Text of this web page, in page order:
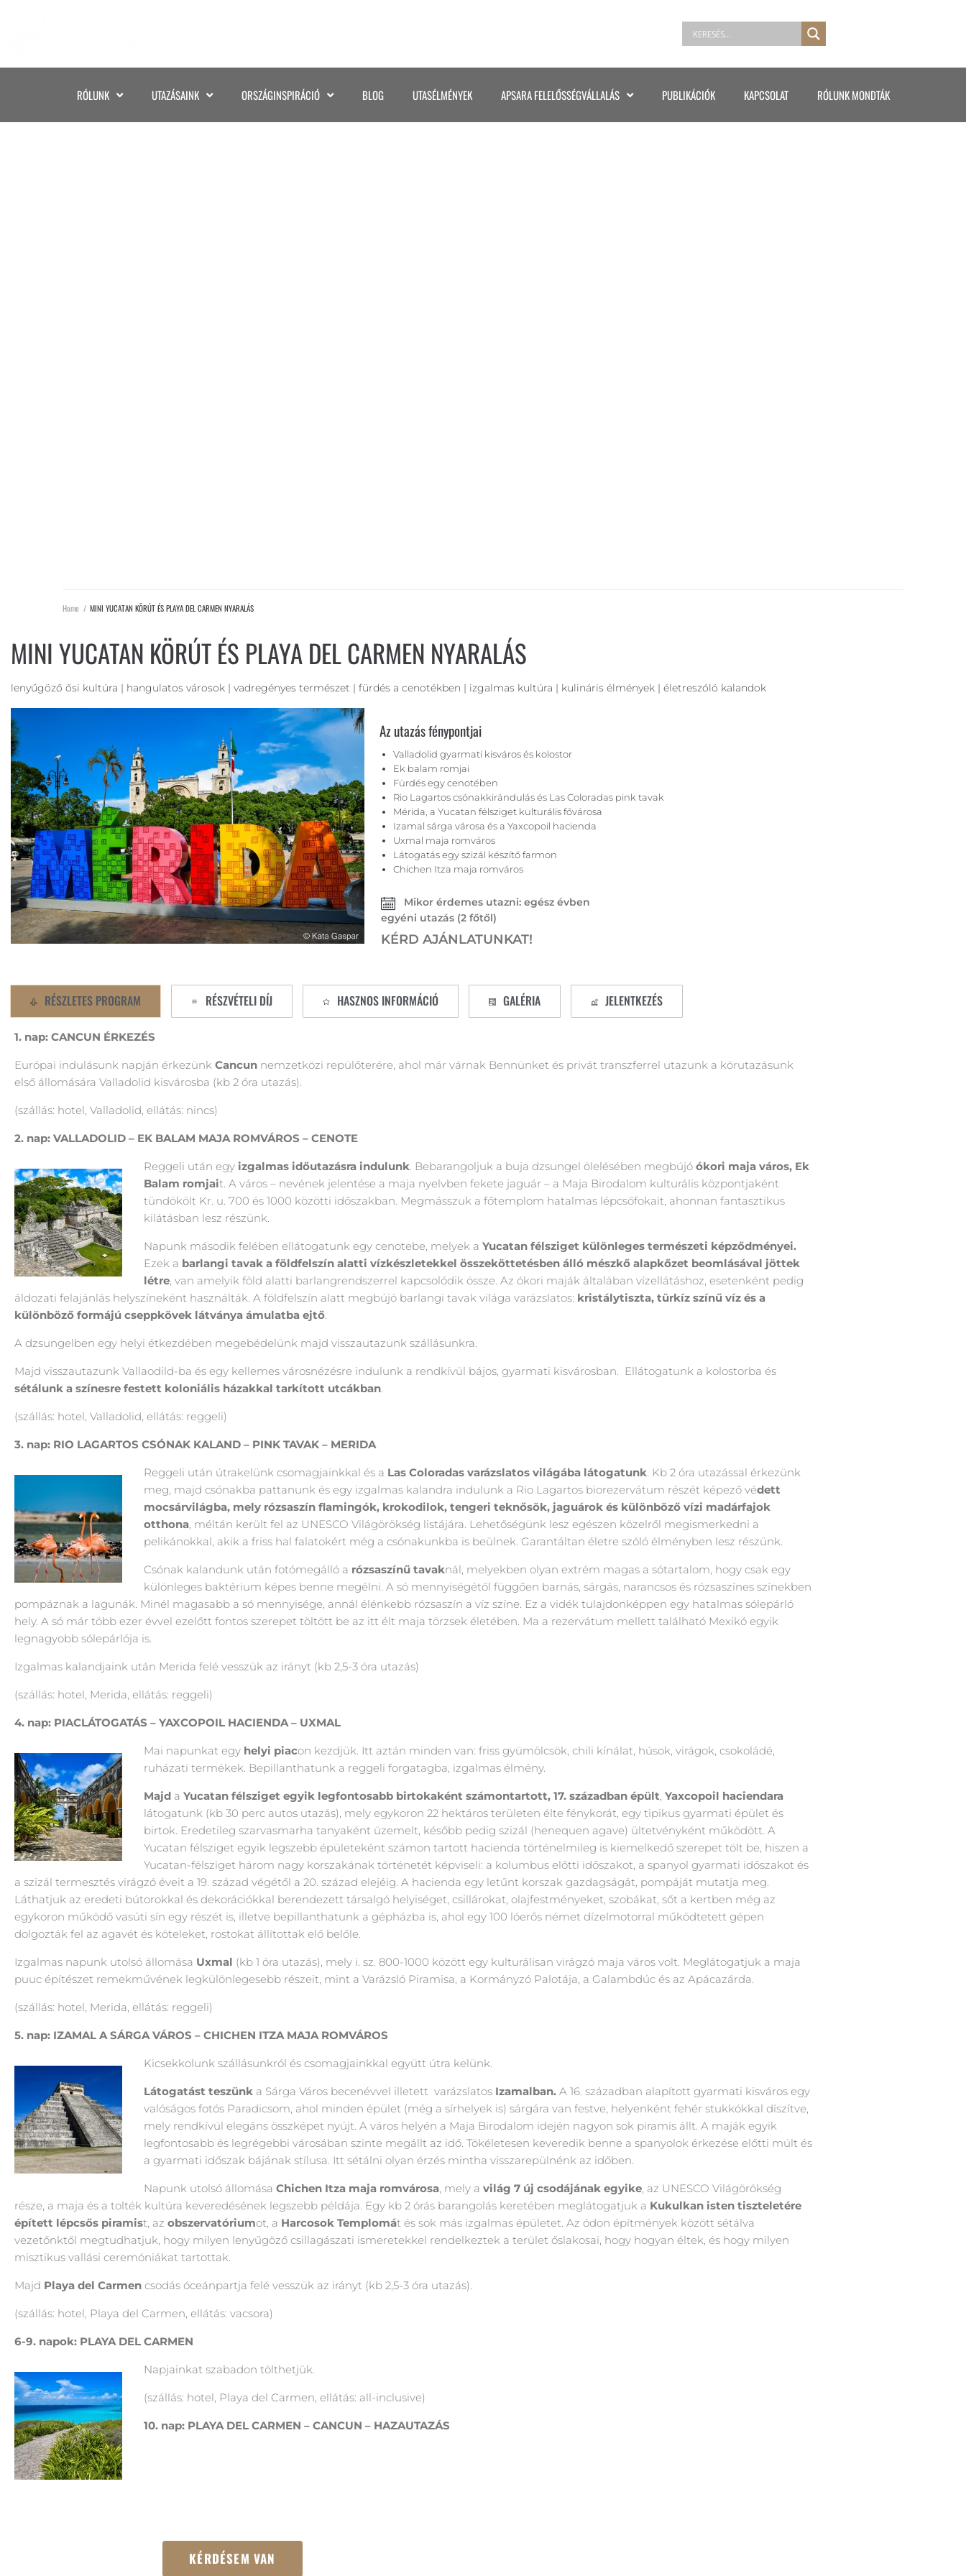
RÓLUNK UTAZÁSAINK ORSZÁGINSPIRÁCIÓ BLOG UTASÉLMÉNYEK APSARA FELELŐSSÉGVÁLLALÁS PUBLIKÁCIÓK KAPCSOLAT RÓLUNK MONDTÁK
Home / MINI YUCATAN KÖRÚT ÉS PLAYA DEL CARMEN NYARALÁS
MINI YUCATAN KÖRÚT ÉS PLAYA DEL CARMEN NYARALÁS
lenyűgöző ősi kultúra | hangulatos városok | vadregényes természet | fürdés a cenotékben | izgalmas kultúra | kulináris élmények | életreszóló kalandok
Az utazás fénypontjai
Valladolid gyarmati kisváros és kolostor
Ek balam romjai
Fürdés egy cenotében
Rio Lagartos csónakkirándulás és Las Coloradas pink tavak
Mérida, a Yucatan félsziget kulturális fővárosa
Izamal sárga városa és a Yaxcopoil hacienda
Uxmal maja romváros
Látogatás egy szizál készítő farmon
Chichen Itza maja romváros
Mikor érdemes utazni: egész évben
egyéni utazás (2 főtől)
KÉRD AJÁNLATUNKAT!
RÉSZLETES PROGRAM RÉSZVÉTELI DÍJ HASZNOS INFORMÁCIÓ GALÉRIA JELENTKEZÉS
1. nap: CANCUN ÉRKEZÉS
Európai indulásunk napján érkezünk Cancun nemzetközi repülőterére, ahol már várnak Bennünket és privát transzferrel utazunk a körutazásunk
első állomására Valladolid kisvárosba (kb 2 óra utazás).
(szállás: hotel, Valladolid, ellátás: nincs)
2. nap: VALLADOLID – EK BALAM MAJA ROMVÁROS – CENOTE
Reggeli után egy izgalmas időutazásra indulunk . Bebarangoljuk a buja dzsungel ölelésében megbújó ókori maja város, Ek
Balam romjait. A város – nevének jelentése a maja nyelvben fekete jaguár – a Maja Birodalom kulturális központjaként
tündökölt Kr. u. 700 és 1000 közötti időszakban. Megmásszuk a főtemplom hatalmas lépcsőfokait, ahonnan fantasztikus
kilátásban lesz részünk.
Napunk második felében ellátogatunk egy cenotebe, melyek a Yucatan félsziget különleges természeti képződményei.
Ezek a barlangi tavak a földfelszín alatti vízkészletekkel összeköttetésben álló mészkő alapkőzet beomlásával jöttek
létre , van amelyik föld alatti barlangrendszerrel kapcsolódik össze. Az ókori maják általában vízellátáshoz, esetenként pedig
áldozati felajánlás helyszíneként használták. A földfelszín alatt megbújó barlangi tavak világa varázslatos: kristálytiszta, türkíz színű víz és a
különböző formájú cseppkövek látványa ámulatba ejtő
A dzsungelben egy helyi étkezdében megebédelünk majd visszautazunk szállásunkra.
Majd visszautazunk Vallaodild-ba és egy kellemes városnézésre indulunk a rendkívül bájos, gyarmati kisvárosban. Ellátogatunk a kolostorba és
sétálunk a színesre festett koloniális házakkal tarkított utcákban
(szállás: hotel, Valladolid, ellátás: reggeli)
3. nap: RIO LAGARTOS CSÓNAK KALAND – PINK TAVAK – MERIDA
Reggeli után útrakelünk csomagjainkkal és a Las Coloradas varázslatos világába látogatunk . Kb 2 óra utazással érkezünk
meg, majd csónakba pattanunk és egy izgalmas kalandra indulunk a Rio Lagartos biorezervátum részét képező védett
mocsárvilágba, mely rózsaszín flamingók, krokodilok, tengeri teknősök, jaguárok és különböző vízi madárfajok
otthona , méltán került fel az UNESCO Világörökség listájára. Lehetőségünk lesz egészen közelről megismerkedni a
pelikánokkal, akik a friss hal falatokért még a csónakunkba is beülnek. Garantáltan életre szóló élményben lesz részünk.
Csónak kalandunk után fotómegálló a rózsaszínű tavaknál, melyekben olyan extrém magas a sótartalom, hogy csak egy
különleges baktérium képes benne megélni. A só mennyiségétől függően barnás, sárgás, narancsos és rózsaszínes színekben
pompáznak a lagunák. Minél magasabb a só mennyisége, annál élénkebb rózsaszín a víz színe. Ez a vidék tulajdonképpen egy hatalmas sólepárló
hely. A só már több ezer évvel ezelőtt fontos szerepet töltött be az itt élt maja törzsek életében. Ma a rezervátum mellett található Mexikó egyik
legnagyobb sólepárlója is.
Izgalmas kalandjaink után Merida felé vesszük az irányt (kb 2,5-3 óra utazás)
(szállás: hotel, Merida, ellátás: reggeli)
4. nap: PIACLÁTOGATÁS – YAXCOPOIL HACIENDA – UXMAL
Mai napunkat egy helyi piacon kezdjük. Itt aztán minden van: friss gyümölcsök, chili kínálat, húsok, virágok, csokoládé,
ruházati termékek. Bepillanthatunk a reggeli forgatagba, izgalmas élmény.
Majd a Yucatan félsziget egyik legfontosabb birtokaként számontartott, 17. században épült Yaxcopoil haciendara
látogatunk (kb 30 perc autos utazás), mely egykoron 22 hektáros területen élte fénykorát, egy tipikus gyarmati épület és
birtok. Eredetileg szarvasmarha tanyaként üzemelt, később pedig szizál (henequen agave) ültetvényként működött. A
Yucatan félsziget egyik legszebb épületeként számon tartott hacienda történelmileg is kiemelkedő szerepet tölt be, hiszen a
Yucatan-félsziget három nagy korszakának történetét képviseli: a kolumbus előtti időszakot, a spanyol gyarmati időszakot és
a szizál termesztés virágzó éveit a 19. század végétől a 20. század elejéig. A hacienda egy letűnt korszak gazdagságát, pompáját mutatja meg.
Láthatjuk az eredeti bútorokkal és dekorációkkal berendezett társalgó helyiséget, csillárokat, olajfestményeket, szobákat, sőt a kertben még az
egykoron működő vasúti sín egy részét is, illetve bepillanthatunk a gépházba is, ahol egy 100 lóerős német dízelmotorral működtetett gépen
dolgozták fel az agavét és köteleket, rostokat állítottak elő belőle.
Izgalmas napunk utolsó állomása Uxmal (kb 1 óra utazás), mely i. sz. 800-1000 között egy kulturálisan virágzó maja város volt. Meglátogatjuk a maja
puuc építészet remekművének legkülönlegesebb részeit, mint a Varázsló Piramisa, a Kormányzó Palotája, a Galambdúc és az Apácazárda.
(szállás: hotel, Merida, ellátás: reggeli)
5. nap: IZAMAL A SÁRGA VÁROS – CHICHEN ITZA MAJA ROMVÁROS
Kicsekkolunk szállásunkról és csomagjainkkal együtt útra kelünk.
Látogatást teszünk a Sárga Város becenévvel illetett varázslatos Izamalban. A 16. században alapított gyarmati kisváros egy
valóságos fotós Paradicsom, ahol minden épület (még a sírhelyek is) sárgára van festve, helyenként fehér stukkókkal díszítve,
mely rendkívül elegáns összképet nyújt. A város helyén a Maja Birodalom idején nagyon sok piramis állt. A maják egyik
legfontosabb és legrégebbi városában szinte megállt az idő. Tökéletesen keveredik benne a spanyolok érkezése előtti múlt és
a gyarmati időszak bájának stílusa. Itt sétálni olyan érzés mintha visszarepülnénk az időben.
Napunk utolsó állomása Chichen Itza maja romvárosa , mely a világ 7 új csodájának egyike , az UNESCO Világörökség
része, a maja és a tolték kultúra keveredésének legszebb példája. Egy kb 2 órás barangolás keretében meglátogatjuk a Kukulkan isten tiszteletére
épített lépcsős piramist, az obszervatóriumot, a Harcosok Templomát és sok más izgalmas épületet. Az ódon építmények között sétálva
vezetőnktől megtudhatjuk, hogy milyen lenyűgöző csillagászati ismeretekkel rendelkeztek a terület őslakosai, hogy hogyan éltek, és hogy milyen
misztikus vallási ceremóniákat tartottak.
Majd Playa del Carmen csodás óceánpartja felé vesszük az irányt (kb 2,5-3 óra utazás).
(szállás: hotel, Playa del Carmen, ellátás: vacsora)
6-9. napok: PLAYA DEL CARMEN
Napjainkat szabadon tölthetjük.
(szállás: hotel, Playa del Carmen, ellátás: all-inclusive)
10. nap: PLAYA DEL CARMEN – CANCUN – HAZAUTAZÁS
KÉRDÉSEM VAN